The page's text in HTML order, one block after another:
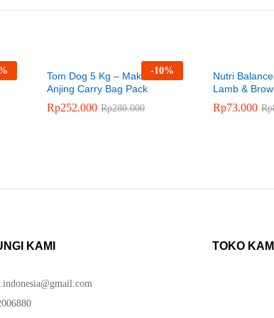
-10%
Tom Dog 5 Kg – Makanan
Anjing Carry Bag Pack
Rp252.000 Rp280.000
Nutri
Lamb &
Rp73.000 Rp
KAMI TOKO KAMI